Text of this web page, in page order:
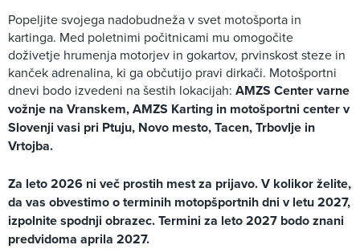
Popeljite svojega nadobudneža v svet motošporta in
kartinga. Med poletnimi počitnicami mu omogočite
doživetje hrumenja motorjev in gokartov, prvinskost steze in
kanček adrenalina, ki ga občutijo pravi dirkači. Motošportni
dnevi bodo izvedeni na šestih lokacijah: AMZS Center varne
vožnje na Vranskem, AMZS Karting in motošportni center v
Slovenji vasi pri Ptuju, Novo mesto, Tacen, Trbovlje in
Vrtojba.
Za leto 2026 ni več prostih mest za prijavo. V kolikor želite,
da vas obvestimo o terminih motopšportnih dni v letu 2027,
izpolnite spodnji obrazec. Termini za leto 2027 bodo znani
predvidoma aprila 2027.